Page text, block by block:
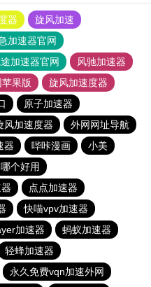
器
旋风加速
加速器官网
加速器官网
风驰加速器
果版
旋风加速度器
原子加速器
风加速度器
外网网址导航
器 哔咔漫画
小美
个好用
点点加速器
快喵vpv加速器
加速器
蚂蚁加速器
轻蜂加速器
永久免费vqn加速外网